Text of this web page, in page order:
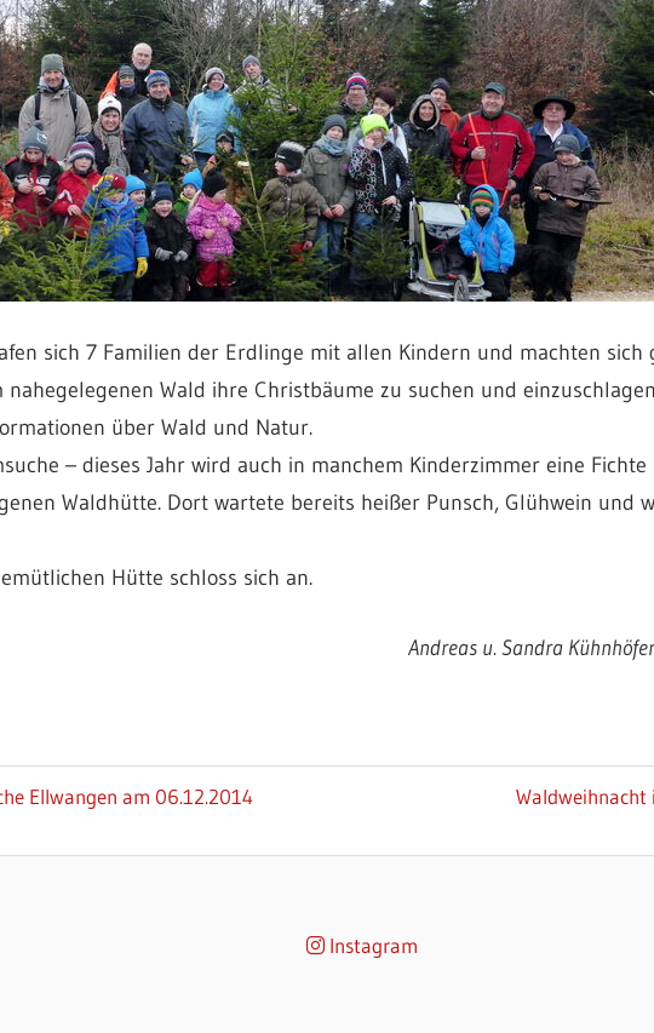
sich 7 Familien der Erdlinge mit allen Kindern und machten sich
Wald ihre Christbäume zu suchen und
über Wald und Natur.
– dieses Jahr wird auch in manchem Kinderzimmer eine
Waldhütte. Dort wartete bereits heißer Punsch, Glühwein und
Hütte schloss sich an.
Andreas u. Sandra
Ellwangen am 06.12.2014
Nächster
Waldweihnacht
Instagram